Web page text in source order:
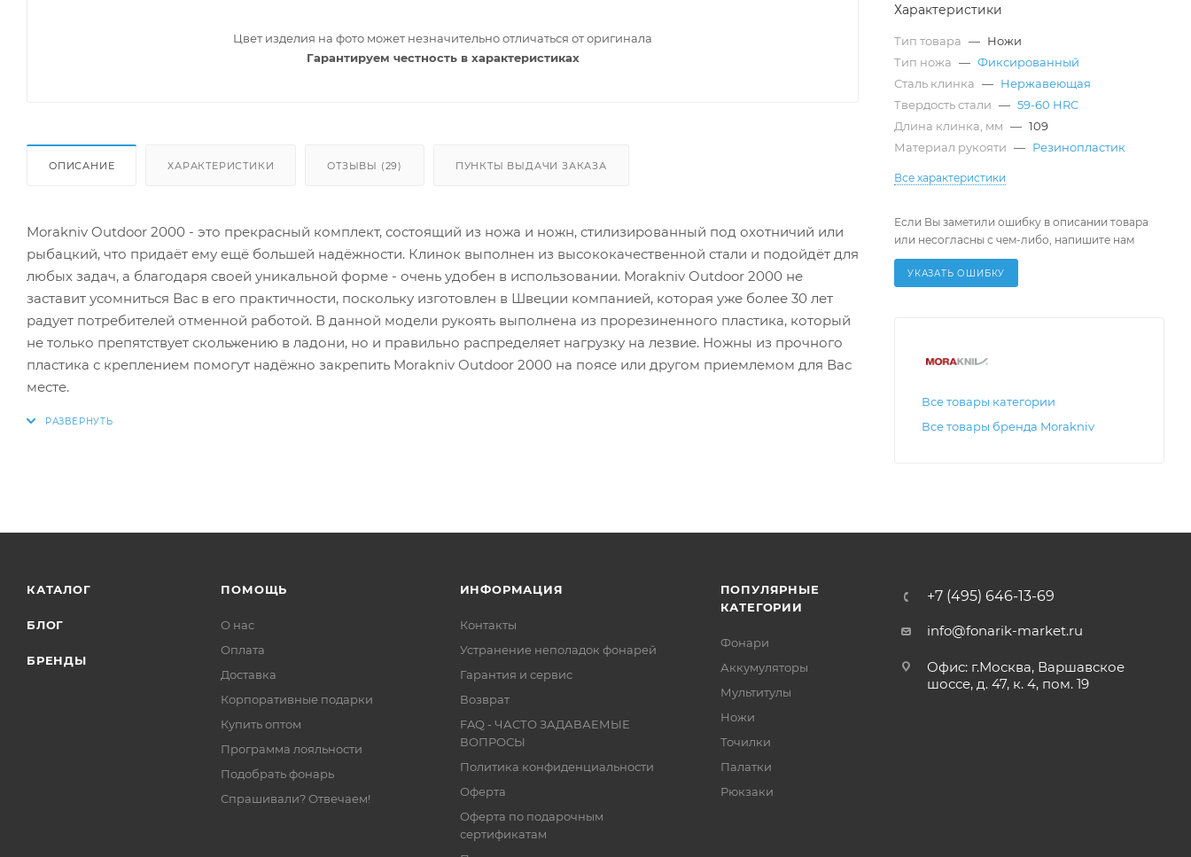
Цвет изделия на фото может незначительно отличаться от оригинала
Гарантируем честность в характеристиках
ОПИСАНИЕ ХАРАКТЕРИСТИКИ ОТЗЫВЫ (29) ПУНКТЫ ВЫДАЧИ ЗАКАЗА
Morakniv Outdoor 2000 - это прекрасный комплект, состоящий из ножа и ножн, стилизированный под охотничий или
рыбацкий, что придаёт ему ещё большей надёжности. Клинок выполнен из высококачественной стали и подойдёт для
любых задач, а благодаря своей уникальной форме - очень удобен в использовании. Morakniv Outdoor 2000 не
заставит усомниться Вас в его практичности, поскольку изготовлен в Швеции компанией, которая уже более 30 лет
радует потребителей отменной работой. В данной модели рукоять выполнена из прорезиненного пластика, который
не только препятствует скольжению в ладони, но и правильно распределяет нагрузку на лезвие. Ножны из прочного
пластика с креплением помогут надёжно закрепить Morakniv Outdoor 2000 на поясе или другом приемлемом для Вас
месте.
Характеристики
Тип товара — Ножи
Тип ножа — Фиксированный
Сталь клинка — Нержавеющая
Твердость стали — 59-60 HRC
Длина клинка, мм — 109
Материал рукояти — Резинопластик
Все характеристики
Если Вы заметили ошибку в описании товара
или несогласны с чем-либо, напишите нам
УКАЗАТЬ ОШИБКУ
Все товары категории
Все товары бренда Morakniv
КАТАЛОГ
БЛОГ
БРЕНДЫ
ПОМОЩЬ
О нас
Оплата
Доставка
Корпоративные подарки
Купить оптом
Программа лояльности
Подобрать фонарь
Спрашивали? Отвечаем!
ИНФОРМАЦИЯ
Контакты
Устранение неполадок фонарей
Гарантия и сервис
Возврат
FAQ - ЧАСТО ЗАДАВАЕМЫЕ
ВОПРОСЫ
Политика конфиденциальности
Оферта
Оферта по подарочным
сертификатам
ПОПУЛЯРНЫЕ
КАТЕГОРИИ
Фонари
Аккумуляторы
Мультитулы
Ножи
Точилки
Палатки
Рюкзаки
+7 (495) 646-13-69
info@fonarik-market.ru
Офис: г.Москва, Варшавское
шоссе, д. 47, к. 4, пом. 19